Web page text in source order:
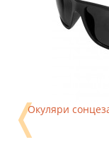
Окуляри
❬